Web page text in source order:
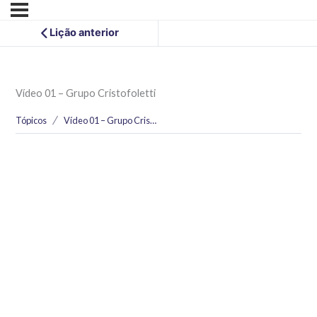
Lição anterior
Vídeo 01 – Grupo Cristofoletti
Tópicos Vídeo 01 – Grupo Cristofoletti